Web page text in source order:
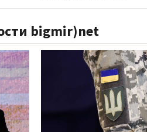
bigmir)net